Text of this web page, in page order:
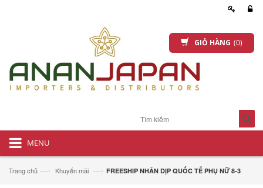
GIỎ HÀNG (0)
MENU
Trang chủ —› Khuyến mãi —› FREESHIP NHÂN DỊP QUỐC TẾ PHỤ NỮ 8-3